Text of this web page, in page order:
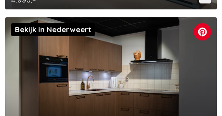
Bekijk in Nederweert